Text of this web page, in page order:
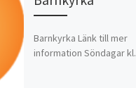
Barnkyrka Länk till mer
information Söndagar